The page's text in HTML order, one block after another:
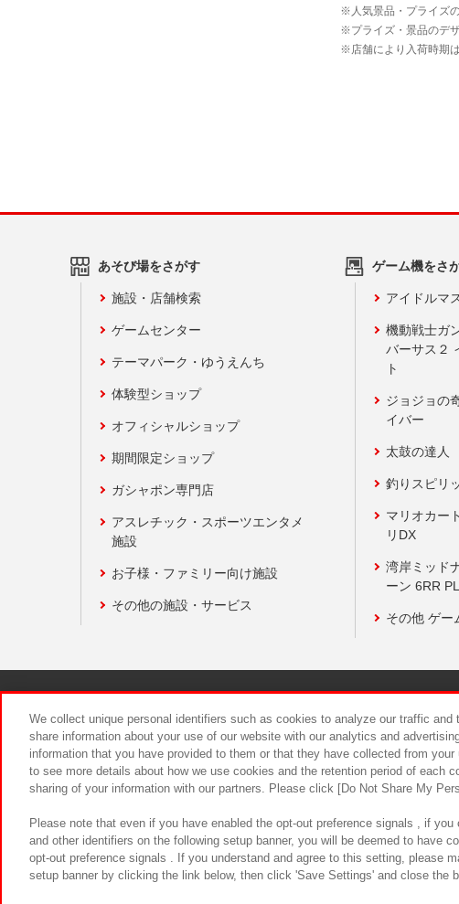
あそび場をさがす
施設・店舗検索
ゲームセンター
テーマパーク・ゆうえんち
体験型ショップ
オフィシャルショップ
期間限定ショップ
ガシャポン専門店
アスレチック・スポーツエンタメ
施設
お子様・ファミリー向け施設
その他の施設・サービス
ゲーム機をさ
アイドルマ
機動戦士ガ
バーサス２
ト
ジョジョの
イバー
太鼓の達人
釣りスピリ
マリオカー
リDX
湾岸ミッド
ーン 6RR
その他 ゲー
食品のご提供につ
We collect unique personal identifiers such as cookies to analyze our traffic and
share information about your use of our website with our analytics and
information that you have provided to them or that they have collected from
to see more details about how we use cookies and the retention period of each
sharing of your information with our partners. Please click [Do Not Share My
Please note that even if you have enabled the opt-out preference signals , if
and other identifiers on the following setup banner, you will be deemed to have
opt-out preference signals . If you understand and agree to this setting, please
setup banner by clicking the link below, then click 'Save Settings' and close the